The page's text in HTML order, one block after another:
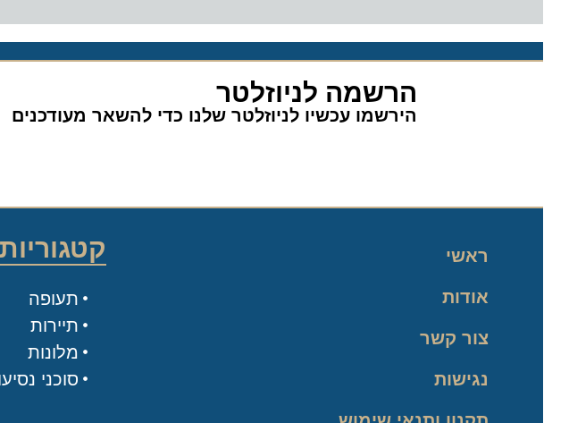
הרשמה לניוזלטר
הירשמו עכשיו לניוזלטר שלנו כדי להשאר מעודכנים
ראשי
אודות
צור קשר
נגישות
קטגוריות
תעופה
תיירות
מלונות
סוכני נסיעות